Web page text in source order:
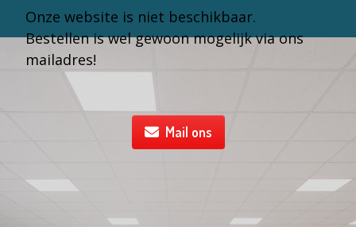
Onze website is niet beschikbaar.
Bestellen is wel gewoon mogelijk via ons
mailadres!
Mail ons